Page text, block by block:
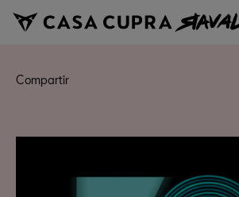
Compartir